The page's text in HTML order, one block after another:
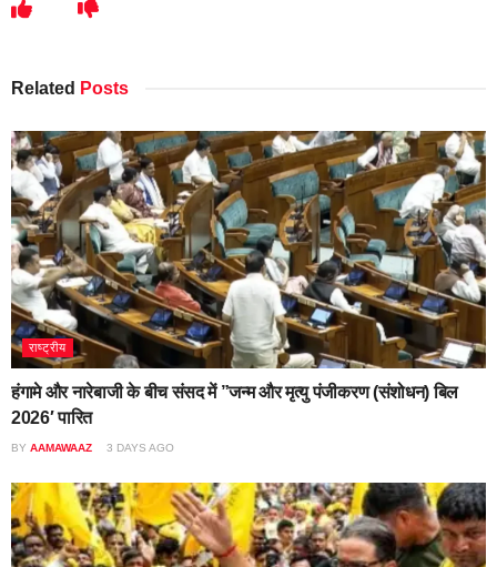
Related Posts
राष्ट्रीय
हंगामे और नारेबाजी के बीच संसद में ”जन्म और मृत्यु पंजीकरण (संशोधन) बिल
2026′ पारित
BY AAMAWAAZ 3 DAYS AGO